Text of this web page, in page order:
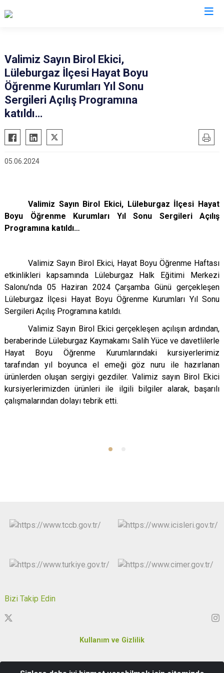
Valimiz Sayın Birol Ekici,
Lüleburgaz İlçesi Hayat Boyu
Öğrenme Kurumları Yıl Sonu
Sergileri Açılış Programına
katıldı…
05.06.2024
Valimiz Sayın Birol Ekici, Lüleburgaz İlçesi Hayat
Boyu Öğrenme Kurumları Yıl Sonu Sergileri Açılış
Programına katıldı…
Valimiz Sayın Birol Ekici, Hayat Boyu Öğrenme Haftası
etkinlikleri kapsamında Lüleburgaz Halk Eğitimi Merkezi
Salonu’nda 05 Haziran 2024 Çarşamba Günü gerçekleşen
Lüleburgaz İlçesi Hayat Boyu Öğrenme Kurumları Yıl Sonu
Sergileri Açılış Programına katıldı.
Valimiz Sayın Birol Ekici gerçekleşen açılışın ardından,
beraberinde Lüleburgaz Kaymakamı Salih Yüce ve davetlilerle
Hayat Boyu Öğrenme Kurumlarındaki kursiyerlerimiz
tarafından yıl boyunca el emeği göz nuru ile hazırlanan
ürünlerden oluşan sergiyi gezdiler. Valimiz sayın Birol Ekici
kursiyerlerimizden ürünleri ile ilgili bilgiler alarak, başarılı
çalışmalarından dolayı tebrik etti.
Bizi Takip Edin
Kullanım ve Gizlilik